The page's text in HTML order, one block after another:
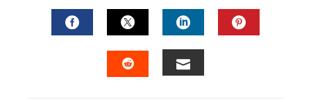
FACEBOOKTWITTERLINKEDIN